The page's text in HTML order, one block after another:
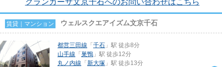
グランカーサ文京千石へのお問い合わせはこちら
賃貸｜マンション ウェルスクエアイズム文京千石
都営三田線 「 千石 」駅 徒歩8分
山手線 「 巣鴨 」駅 徒歩12分
丸ノ内線 「 新大塚 」駅 徒歩13分